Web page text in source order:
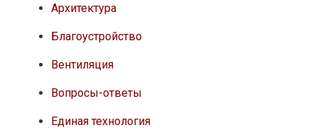
Архитектура
Благоустройство
Вентиляция
Вопросы-ответы
Единая технология